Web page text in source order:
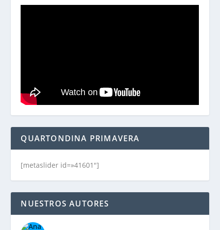
QUARTONDINA PRIMAVERA
[metaslider id=»41601″]
NUESTROS AUTORES